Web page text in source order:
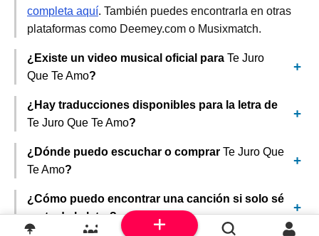
completa aquí. También puedes encontrarla en otras
plataformas como Deemey.com o Musixmatch.
¿Existe un video musical oficial para Te Juro
Que Te Amo?
¿Hay traducciones disponibles para la letra de
Te Juro Que Te Amo?
¿Dónde puedo escuchar o comprar Te Juro Que
Te Amo?
¿Cómo puedo encontrar una canción si solo sé
parte de la letra?